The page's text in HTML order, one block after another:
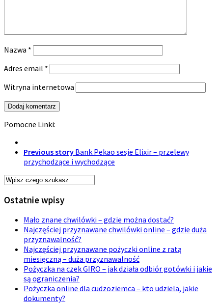
Nazwa *
Adres email *
Witryna internetowa
Pomocne Linki:
Previous story Bank Pekao sesje Elixir – przelewy
przychodzące i wychodzące
Ostatnie wpisy
Mało znane chwilówki – gdzie można dostać?
Najczęściej przyznawane chwilówki online – gdzie duża
przyznawalność?
Najczęściej przyznawane pożyczki online z ratą
miesięczną – duża przyznawalność
Pożyczka na czek GIRO – jak działa odbiór gotówki i jakie
są ograniczenia?
Pożyczka online dla cudzoziemca – kto udziela, jakie
dokumenty?